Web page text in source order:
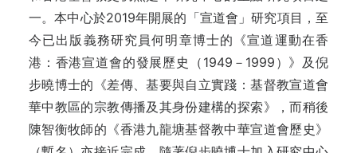
一。本中心於2019年開展的「宣道會」研究項目，至
今已出版義務研究員何明章博士的《宣道運動在香
港：香港宣道會的發展歷史（1949－1999）》及倪
步曉博士的《差傳、基要與自立實踐：基督教宣道會
華中教區的宗教傳播及其身份建構的探索》，而稍後
陳智衡牧師的《香港九龍塘基督教中華宣道會歷史》